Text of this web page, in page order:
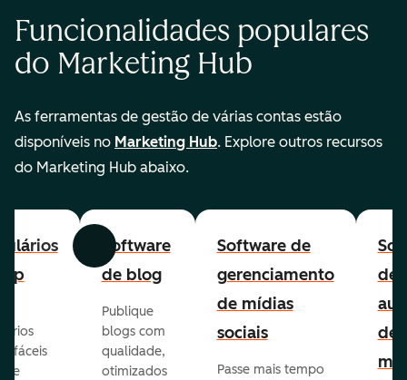
Funcionalidades populares
do Marketing Hub
As ferramentas de gestão de várias contas estão
disponíveis no Marketing Hub. Explore outros recursos
do Marketing Hub abaixo.
Anterior Avançar
fáceis
e
Software
de blog
Publique
blogs com
qualidade,
otimizados
Software de
gerenciamento
de mídias
sociais
Passe mais tempo
de
de